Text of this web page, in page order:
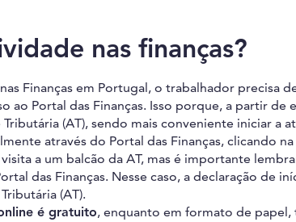
nas finanças?
nas Finanças em Portugal, o trabalhador precisa
ao Portal das Finanças. Isso porque, a partir de
(AT), sendo mais conveniente iniciar a
através do Portal das Finanças, clicando
a um balcão da AT, mas é importante
das Finanças. Nesse caso, a declaração de
(AT).
é gratuito, enquanto em formato de papel,